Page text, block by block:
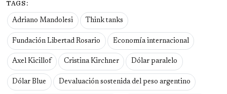
TAGS:
Adriano Mandolesi Think tanks
Fundación Libertad Rosario Economía internacional
Axel Kicillof Cristina Kirchner Dólar paralelo
Dólar Blue Devaluación sostenida del peso argentino